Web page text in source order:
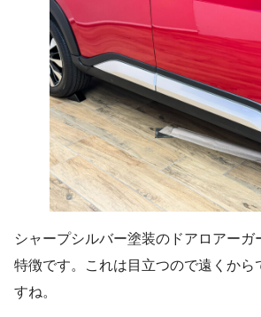
シャープシルバー塗装のドアロアーガ
特徴です。これは目立つので遠くから
すね。